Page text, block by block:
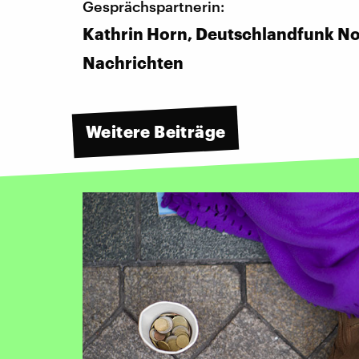
Gesprächspartnerin:
Kathrin Horn, Deutschlandfunk
Nachrichten
Weitere Beiträge